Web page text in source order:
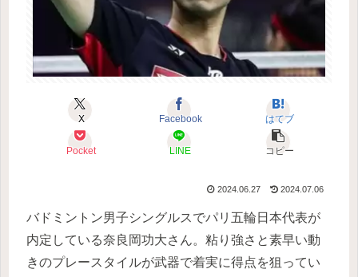
X Facebook はてブ
Pocket LINE コピー
2024.06.27 2024.07.06
バドミントン男子シングルスでパリ五輪日本代表が
内定している奈良岡功大さん。粘り強さと素早い動
きのプレースタイルが武器で着実に得点を狙ってい